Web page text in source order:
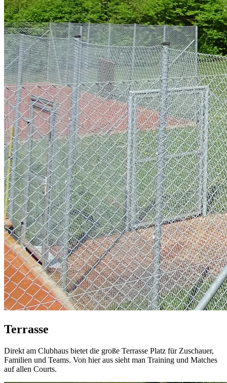
Terrasse
Direkt am Clubhaus bietet die große Terrasse Platz für Zuschauer,
Familien und Teams. Von hier aus sieht man Training und Matches
auf allen Courts.